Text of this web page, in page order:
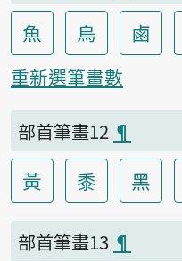
魚 鳥 鹵
重新選筆畫數
部首筆畫12 ¶
黃 黍 黑
部首筆畫13 ¶